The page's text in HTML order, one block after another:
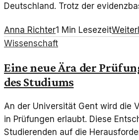
Deutschland. Trotz der
fehlt?
Anna Richter1 Min Lesezeit
Wissenschaft
Eine neue Ära der
des Studiums
An der Universität Gent wird die
in Prüfungen erlaubt. Diese
Studierenden auf die